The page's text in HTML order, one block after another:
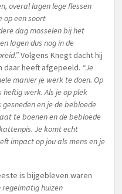
overal lagen lege flessen
op een soort
dag mosselen bij het
lagen dus nog in de
Volgens Knegt dacht hij
daar heeft afgepeeld. “Je
manier je werk te doen. Op
werk. Als je op plek
en je de bebloede
te boenen en de bebloede
Je komt echt
impact op jou als mens en je
is bijgebleven waren
regelmatig huizen